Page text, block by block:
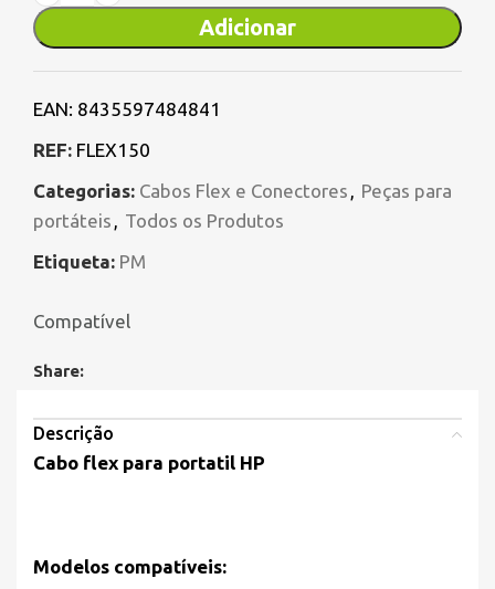
Adicionar
EAN: 8435597484841
REF: FLEX150
Categorias: Cabos Flex e Conectores , Peças para
portáteis , Todos os Produtos
Etiqueta: PM
Compatível
Share:
Descrição
Cabo flex para portatil HP
Modelos compatíveis: